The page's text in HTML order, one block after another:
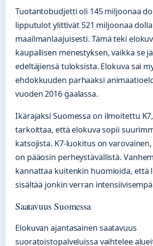
Tuotantobudjetti oli 145 miljoonaa
lipputulot ylittivät 521 miljoonaa
maailmanlaajuisesti. Tämä teki
kaupallisen menestyksen, vaikka se
edeltäjiensä tuloksista. Elokuva sai
ehdokkuuden parhaaksi
vuoden 2016 gaalassa.
Ikärajaksi Suomessa on ilmoitettu
tarkoittaa, että elokuva sopii
katsojista. K7-luokitus on
on pääosin perheystävällistä.
kannattaa kuitenkin huomioida, että
sisältää jonkin verran
Saatavuus Suomessa
Elokuvan ajantasainen saatavuus
suoratoistopalveluissa vaihtelee